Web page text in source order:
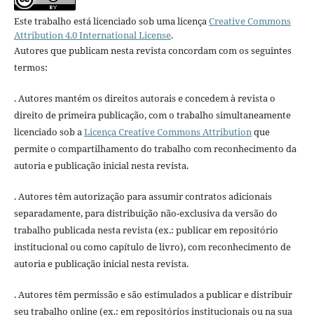
Este trabalho está licenciado sob uma licençaCreative Commons
Attribution 4.0 International License.
Autores que publicam nesta revista concordam com os seguintes
termos:
. Autores mantém os direitos autorais e concedem à revista o
direito de primeira publicação, com o trabalho simultaneamente
licenciado sob aLicença Creative Commons Attributionque
permite o compartilhamento do trabalho com reconhecimento da
autoria e publicação inicial nesta revista.
. Autores têm autorização para assumir contratos adicionais
separadamente, para distribuição não-exclusiva da versão do
trabalho publicada nesta revista (ex.: publicar em repositório
institucional ou como capítulo de livro), com reconhecimento de
autoria e publicação inicial nesta revista.
. Autores têm permissão e são estimulados a publicar e distribuir
seu trabalho online (ex.: em repositórios institucionais ou na sua